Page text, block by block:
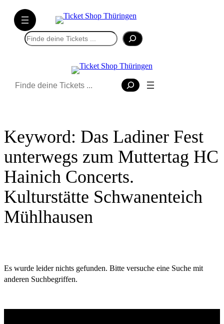
Direkt
zum
Inhalt
wechseln
Suchen
Suchen
Keyword: Das Ladiner Fest
unterwegs zum Muttertag HC
Hainich Concerts.
Kulturstätte Schwanenteich
Mühlhausen
Es wurde leider nichts gefunden. Bitte versuche eine Suche mit
anderen Suchbegriffen.